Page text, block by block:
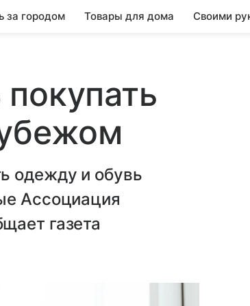
за городом Товары для дома Своими
одежду и обувь
Ассоциация
газета